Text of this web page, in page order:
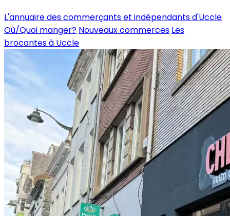
L'annuaire des commerçants et indépendants d'Uccle
Où/Quoi manger? Nouveaux commerces Les
brocantes à Uccle